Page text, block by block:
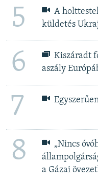
5
A
küldetés
6
Kiszáradt
aszály
7
8
„Nincs
a Gázai